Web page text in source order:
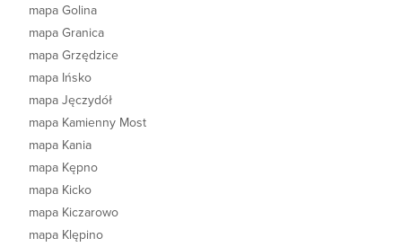
mapa Golina
mapa Granica
mapa Grzędzice
mapa Ińsko
mapa Jęczydół
mapa Kamienny Most
mapa Kania
mapa Kępno
mapa Kicko
mapa Kiczarowo
mapa Klępino